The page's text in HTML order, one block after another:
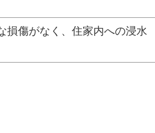
損傷がなく、住家内への浸水